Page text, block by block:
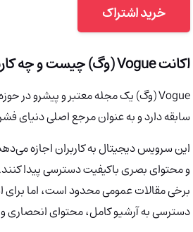
خرید اشتراک
اکانت Vogue (وگ) چیست و چه کاربردی دارد؟
سابقه دارد و به عنوان مرجع اصلی دنیای
این سرویس دیجیتال به کاربران اجازه
برخی مقالات عمومی محدود است، اما برای
دسترسی به آرشیو کامل، محتوای انحصاری